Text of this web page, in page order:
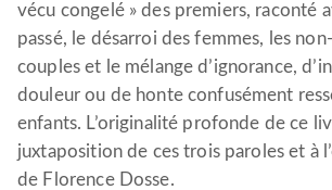
vécu congelé » des premiers, raconté
passé, le désarroi des femmes, les
couples et le mélange d’ignorance,
douleur ou de honte confusément
enfants. L’originalité profonde de ce
juxtaposition de ces trois paroles et à
de Florence Dosse.